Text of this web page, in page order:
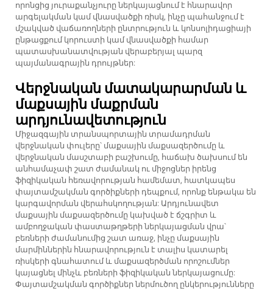
որոնցից յուրաքանչյուրը ներկայացնում է հնարավոր
արգելակման կամ վնասվածքի ռիսկ, ինչը պահանջում է
մշակված վաճառողների ընտրություն և կոնսոլիդացիայի
ընթացքում կորուստի կամ վնասվածքի համար
պատասխանատվության վերաբերյալ պարզ
պայմանագրային դրույթներ:
Վերջնական մատակարարման և
մաքսային մաքրման
արդյունավետություն
Միջազգային տրանսպորտային տրամադրման
վերջնական փուլերը՝ մաքսային մաքսազերծումը և
վերջնական մասշտաբի բաշխումը, հաճախ ծախսում են
անհամաչափ շատ ժամանակ ու միջոցներ իրենց
ֆիզիկական հեռավորության համեմատ, հատկապես
փայտամշակման գործիքների դեպքում, որոնք ենթակա են
կարգավորման վերահսկողության: Արդյունավետ
մաքսային մաքսազերծումը կախված է ճշգրիտ և
ամբողջական փաստաթղթերի ներկայացման վրա՝
բեռների ժամանումից շատ առաջ, ինչը մաքսային
մարմիններին հնարավորություն է տալիս կատարել
ռիսկերի գնահատում և մաքսազերծման որոշումներ
կայացնել մինչև բեռների ֆիզիկական ներկայացումը:
Փայտամշակման գործիքներ ներմուծող ընկերությունները